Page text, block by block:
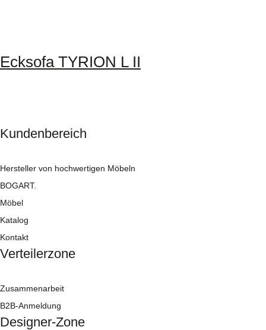
Ecksofa TYRION L II
Kundenbereich
Hersteller von hochwertigen Möbeln
BOGART.
Möbel
Katalog
Kontakt
Verteilerzone
Zusammenarbeit
B2B-Anmeldung
Designer-Zone